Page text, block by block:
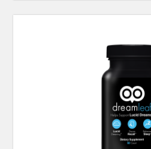
Ko sem pogledal stare
Še bolj zanimivo pa je bilo
začneš raziskovati,
podobne sanje tudi drugi
Razlage so različne.
The Things in the Throat —